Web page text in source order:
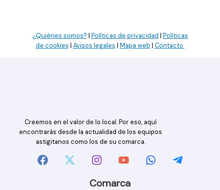
¿Quiénes somos? | Políticas de privacidad | Políticas
de cookies | Avisos legales | Mapa web | Contacto
Creemos en el valor de lo local. Por eso, aquí
encontrarás desde la actualidad de los equipos
astigitanos como los de su comarca.
Comarca